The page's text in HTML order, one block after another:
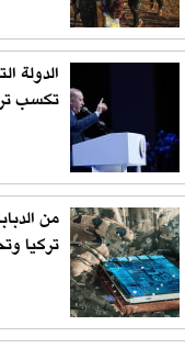
الدولة
تكسب
من
تركيا